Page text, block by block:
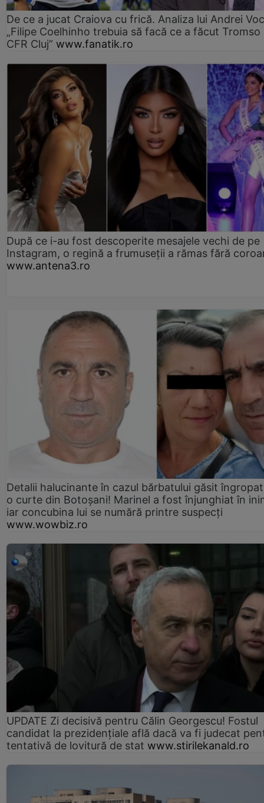
De ce a jucat Craiova cu frică. Analiza lui Andrei
„Filipe Coelhinho trebuia să facă ce a făcut Tromso
CFR Cluj” www.fanatik.ro
După ce i-au fost descoperite mesajele vechi de pe
Instagram, o regină a frumuseții a rămas fără
www.antena3.ro
Detalii halucinante în cazul bărbatului găsit
o curte din Botoșani! Marinel a fost înjunghiat în
iar concubina lui se numără printre suspecți
www.wowbiz.ro
UPDATE Zi decisivă pentru Călin Georgescu! Fostul
candidat la prezidențiale află dacă va fi judecat
tentativă de lovitură de stat www.stirilekanald.ro